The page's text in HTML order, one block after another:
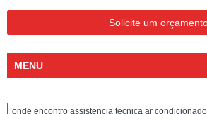
Solicite um
MENU
onde encontro assistencia tecnica ar